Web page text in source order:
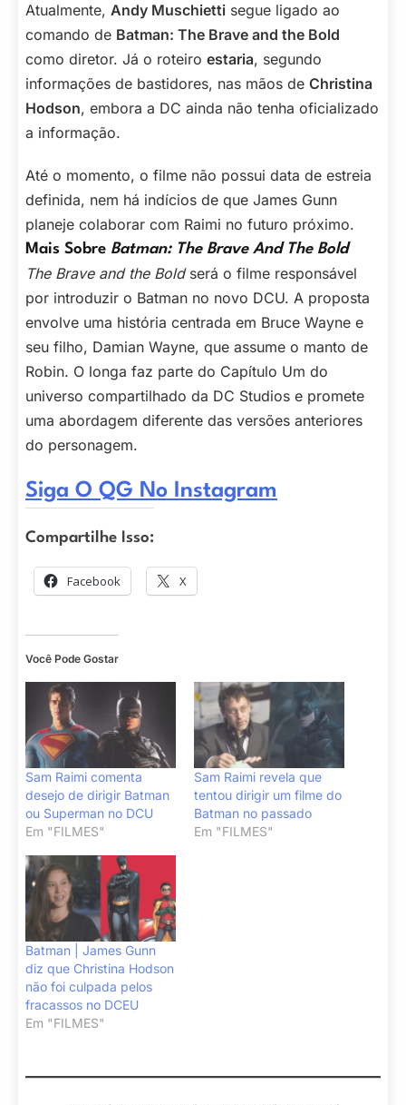
Atualmente, Andy Muschietti segue ligado ao
comando de Batman: The Brave and the Bold
como diretor. Já o roteiro estaria, segundo
informações de bastidores, nas mãos de Christina
Hodson, embora a DC ainda não tenha oficializado
a informação.
Até o momento, o filme não possui data de estreia
definida, nem há indícios de que James Gunn
planeje colaborar com Raimi no futuro próximo.
Mais Sobre Batman: The Brave And The Bold
The Brave and the Boldserá o filme responsável
por introduzir o Batman no novo DCU. A proposta
envolve uma história centrada em Bruce Wayne e
seu filho, Damian Wayne, que assume o manto de
Robin. O longa faz parte do Capítulo Um do
universo compartilhado da DC Studios e promete
uma abordagem diferente das versões anteriores
do personagem.
Siga O QG No Instagram
Compartilhe Isso:
Facebook X
Você Pode Gostar
Sam Raimi comenta
desejo de dirigir Batman
ou Superman no DCU
Em "FILMES"
Sam Raimi revela que
tentou dirigir um filme do
Batman no passado
Em "FILMES"
Batman | James Gunn
diz que Christina Hodson
não foi culpada pelos
fracassos no DCEU
Em "FILMES"